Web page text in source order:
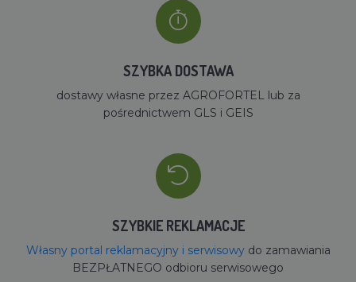
SZYBKA DOSTAWA
dostawy własne przez AGROFORTEL lub za
pośrednictwem GLS i GEIS
SZYBKIE REKLAMACJE
Własny portal reklamacyjny i serwisowydo zamawiania
BEZPŁATNEGO odbioru serwisowego